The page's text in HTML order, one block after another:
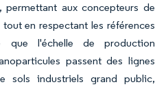
permettant aux concepteurs de
en respectant les références
que l'échelle de production
passent des lignes
sols industriels grand public,